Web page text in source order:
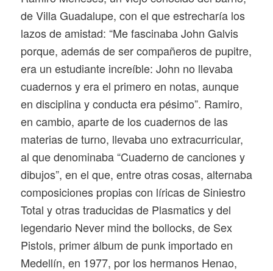
de Villa Guadalupe, con el que estrecharía los
lazos de amistad: “Me fascinaba John Galvis
porque, además de ser compañeros de pupitre,
era un estudiante increíble: John no llevaba
cuadernos y era el primero en notas, aunque
en disciplina y conducta era pésimo”. Ramiro,
en cambio, aparte de los cuadernos de las
materias de turno, llevaba uno extracurricular,
al que denominaba “Cuaderno de canciones y
dibujos”, en el que, entre otras cosas, alternaba
composiciones propias con líricas de Siniestro
Total y otras traducidas de Plasmatics y del
legendario Never mind the bollocks, de Sex
Pistols, primer álbum de punk importado en
Medellín, en 1977, por los hermanos Henao,